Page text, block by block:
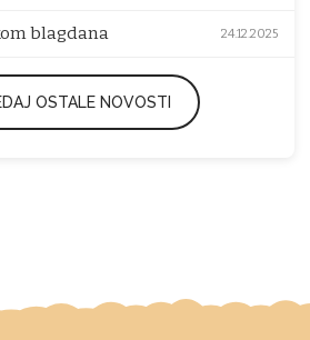
blagdana 24.12.2025
OSTALE NOVOSTI